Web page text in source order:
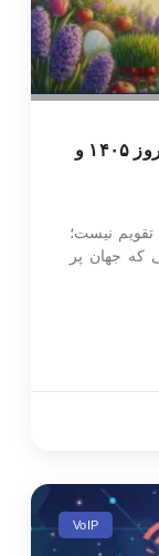
پیام نوروزی تلفن ابری همکاران | نوروز ۱۴۰۵ و
نیست؛
جهان پر
VoIP